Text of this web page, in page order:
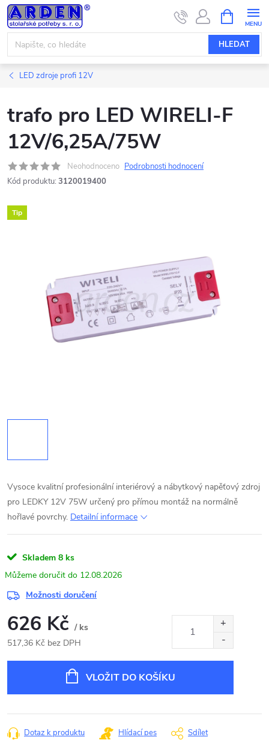
Přejít
na
obsah
HLEDAT
NÁKUPNÍ
KOŠÍK
LED zdroje profi 12V
trafo pro LED WIRELI-F
12V/6,25A/75W
Neohodnoceno Podrobnosti hodnocení
Kód produktu: 3120019400
Tip
Vysoce kvalitní profesionální interiérový a nábytkový napěťový zdroj
pro LEDKY 12V 75W určený pro přímou montáž na normálně
hořlavé povrchy. Detailní informace
Skladem 8 ks
12.08.2026
Možnosti doručení
626 Kč / ks
517,36 Kč bez DPH
VLOŽIT DO KOŠÍKU
Dotaz k produktu Hlídací pes Sdílet